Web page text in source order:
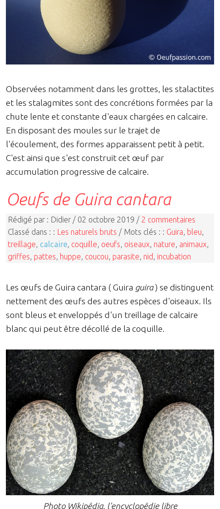
Observées notamment dans les grottes, les stalactites
et les stalagmites sont des concrétions formées par la
chute lente et constante d'eaux chargées en calcaire.
En disposant des moules sur le trajet de
l'écoulement, des formes apparaissent petit à petit.
C'est ainsi que s'est construit cet œuf par
accumulation progressive de calcaire.
Oeufs de Guira cantara
Rédigé par : Didier / 02 octobre 2019 / 2 commentaires
Classé dans : : Les naturels bruts / Mots clés : : Guira, bleu,
treillage, calcaire, coquille, oeufs, oiseaux, nature, animaux,
griffes, pattes, huppe, coucou, parasite, nid , incubation
Les œufs de Guira cantara ( Guira guira) se distinguent
nettement des œufs des autres espèces d'oiseaux. Ils
sont bleus et enveloppés d'un treillage de calcaire
blanc qui peut être décollé de la coquille.
Photo Wikipédia, l'encyclopédie libre